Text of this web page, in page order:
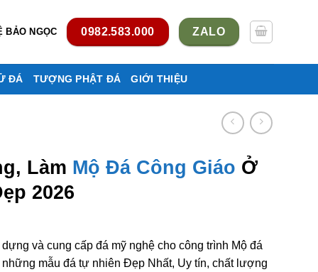
BẢO NGỌC 0982.583.000 ZALO
ĐÁ TƯỢNG PHẬT ĐÁ GIỚI THIỆU
Làm Mộ Đá Công Giáo Ở
2026
và cung cấp đá mỹ nghệ cho công trình Mộ đá
mẫu đá tự nhiên Đẹp Nhất, Uy tín, chất lượng